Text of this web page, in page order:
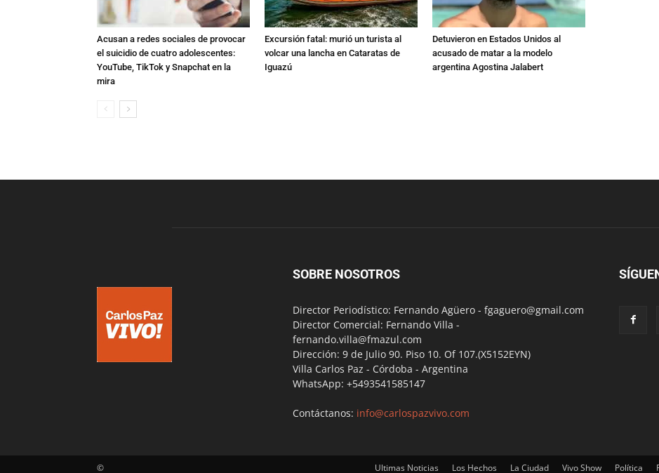
Acusan a redes sociales de provocar
el suicidio de cuatro adolescentes:
YouTube, TikTok y Snapchat en la
mira
Excursión fatal: murió un turista al
volcar una lancha en Cataratas de
Iguazú
Detuvieron en Estados Unidos al
acusado de matar a la modelo
argentina Agostina Jalabert
SOBRE NOSOTROS
Director Periodístico: Fernando Agüero - fgaguero@gmail.com
Director Comercial: Fernando Villa -
fernando.villa@fmazul.com
Dirección: 9 de Julio 90. Piso 10. Of 107.(X5152EYN)
Villa Carlos Paz - Córdoba - Argentina
WhatsApp: +5493541585147
Contáctanos: info@carlospazvivo.com
Ultimas Noticias Los Hechos La Ciudad Vivo Show Política
©